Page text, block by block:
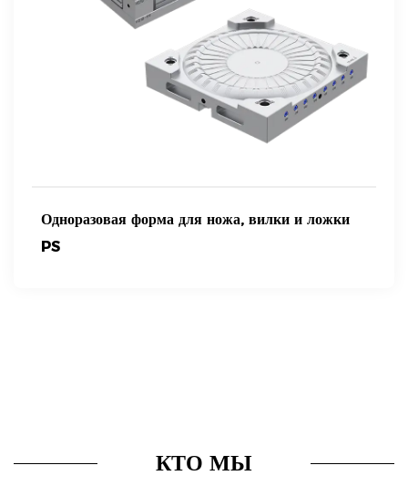
Одноразовая форма для ножа, вилки и ложки
PS
КТО МЫ